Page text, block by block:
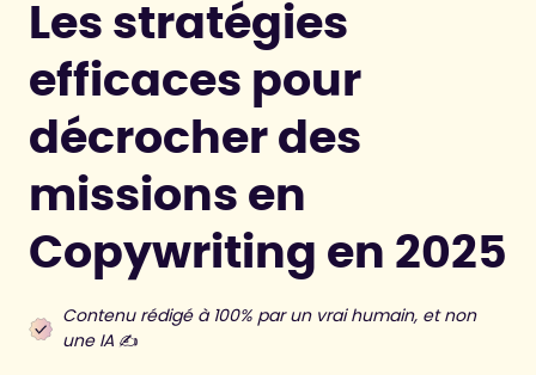
Les stratégies
efficaces pour
décrocher des
missions en
Copywriting en 2025
Contenu rédigé à 100% par un vrai humain, et non
une IA ✍️